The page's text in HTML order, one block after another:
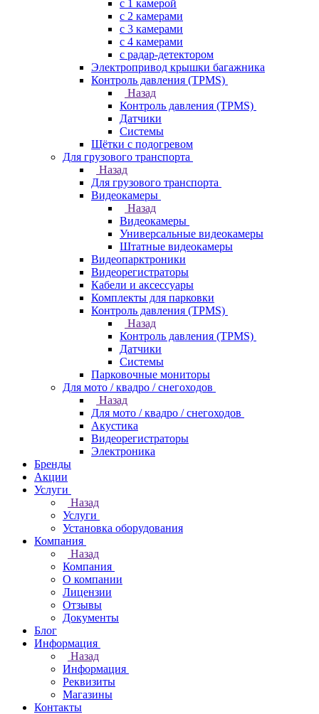
с 1 камерой
с 2 камерами
с 3 камерами
с 4 камерами
с радар-детектором
Электропривод крышки багажника
Контроль давления (TPMS)
Назад
Контроль давления (TPMS)
Датчики
Системы
Щётки с подогревом
Для грузового транспорта
Назад
Для грузового транспорта
Видеокамеры
Назад
Видеокамеры
Универсальные видеокамеры
Штатные видеокамеры
Видеопарктроники
Видеорегистраторы
Кабели и аксессуары
Комплекты для парковки
Контроль давления (TPMS)
Назад
Контроль давления (TPMS)
Датчики
Системы
Парковочные мониторы
Для мото / квадро / снегоходов
Назад
Для мото / квадро / снегоходов
Акустика
Видеорегистраторы
Электроника
Бренды
Акции
Услуги
Назад
Услуги
Установка оборудования
Компания
Назад
Компания
О компании
Лицензии
Отзывы
Документы
Блог
Информация
Назад
Информация
Реквизиты
Магазины
Контакты